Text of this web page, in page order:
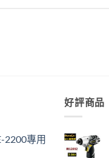
2200專用
好評商品